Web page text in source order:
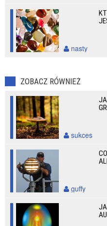
nasty
ZOBACZ RÓWNIEŻ
sukces
guffy